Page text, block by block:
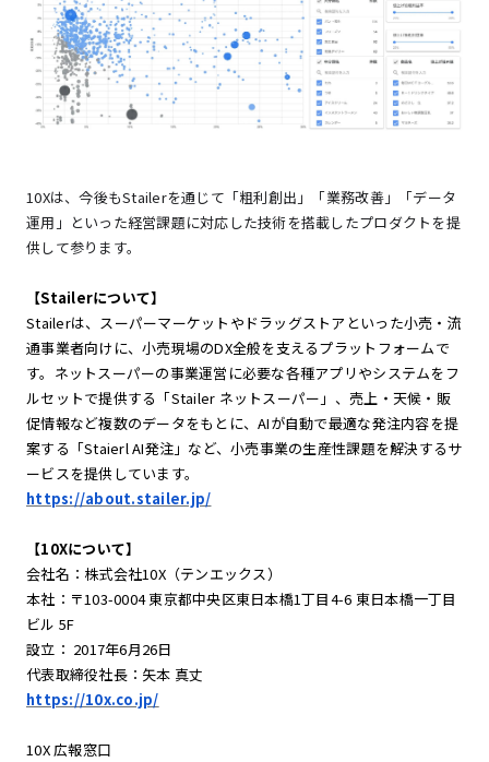
10Xは、今後もStailerを通じて「粗利創出」「業務改善」「データ
運用」といった経営課題に対応した技術を搭載したプロダクトを提
供して参ります。
【Stailerについて】
Stailerは、スーパーマーケットやドラッグストアといった小売・流
通事業者向けに、小売現場のDX全般を支えるプラットフォームで
す。ネットスーパーの事業運営に必要な各種アプリやシステムをフ
ルセットで提供する「Stailer ネットスーパー」、売上・天候・販
促情報など複数のデータをもとに、AIが自動で最適な発注内容を提
案する「Staierl AI発注」など、小売事業の生産性課題を解決するサ
ービスを提供しています。
https://about.stailer.jp/
【10Xについて】
会社名：株式会社10X（テンエックス）
本社：〒103-0004 東京都中央区東日本橋1丁目4-6 東日本橋一丁目
ビル 5F
設立： 2017年6月26日
代表取締役社長：矢本 真丈
https://10x.co.jp/
10X 広報窓口